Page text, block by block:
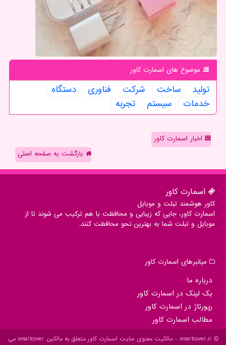
موضوع های اسمارت كاور
تولید ساخت شركت فناوری
دستگاه
خدمات
سیستم تجربه
اخبار اسمارت کاور
بازگشت به صفحه اصلی
اسمارت كاور
کاور هوشمند تبلت و موبایل
اسمارت کاور، جایی که زیبایی و محافظت با هم ترکیب می شوند تا از
موبایل و تبلت شما به بهترین نحو محافظت کنند.
میانبرهای اسمارت كاور
درباره ما
بک لینک در اسمارت كاور
رپورتاژ در اسمارت كاور
مطالب اسمارت كاور
smartcover.ir - مالکیت معنوی سایت اسمارت كاور متعلق به مالکین smartcover می